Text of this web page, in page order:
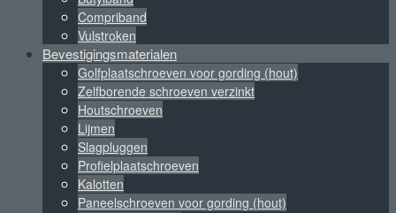
Compriband
Vulstroken
Bevestigingsmaterialen
Golfplaatschroeven voor gording (hout)
Zelfborende schroeven verzinkt
Houtschroeven
Lijmen
Slagpluggen
Profielplaatschroeven
Kalotten
Paneelschroeven voor gording (hout)